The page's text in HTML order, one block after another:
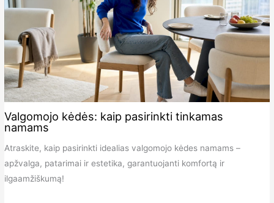
Valgomojo kėdės: kaip pasirinkti tinkamas
namams
Atraskite, kaip pasirinkti idealias valgomojo kėdes namams –
apžvalga, patarimai ir estetika, garantuojanti komfortą ir
ilgaamžiškumą!